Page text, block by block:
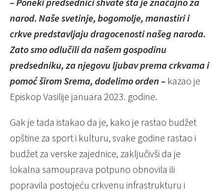
narod. Naše svetinje, bogomolje, manastiri i
crkve predstavljaju dragocenosti našeg naroda.
Zato smo odlučili da našem gospodinu
predsedniku, za njegovu ljubav prema crkvama i
pomoć širom Srema, dodelimo orden – kazao je
Episkop Vasilije januara 2023. godine.
Gak je tada istakao da je, kako je rastao budžet
opštine za sport i kulturu, svake godine rastao i
budžet za verske zajednice, zaključivši da je
lokalna samouprava potpuno obnovila ili
popravila postojeću crkvenu infrastrukturu i